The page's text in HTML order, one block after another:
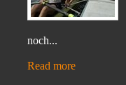
noch...
Read more